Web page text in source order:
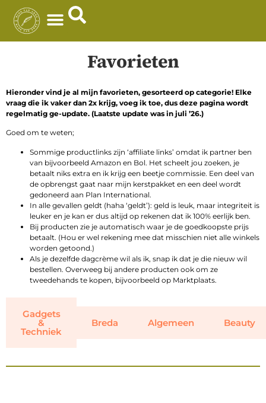
Favorieten
Hieronder vind je al mijn favorieten, gesorteerd op categorie! Elke
vraag die ik vaker dan 2x krijg, voeg ik toe, dus deze pagina wordt
regelmatig ge-update. (Laatste update was in juli ’26.)
Goed om te weten;
Sommige productlinks zijn ‘affiliate links’ omdat ik partner ben
van bijvoorbeeld Amazon en Bol. Het scheelt jou zoeken, je
betaalt niks extra en ik krijg een beetje commissie. Een deel van
de opbrengst gaat naar mijn kerstpakket en een deel wordt
gedoneerd aan Plan International.
In alle gevallen geldt (haha ‘geldt’): geld is leuk, maar integriteit is
leuker en je kan er dus altijd op rekenen dat ik 100% eerlijk ben.
Bij producten zie je automatisch waar je de goedkoopste prijs
betaalt. (Hou er wel rekening mee dat misschien niet alle winkels
worden getoond.)
Als je dezelfde dagcrème wil als ik, snap ik dat je die nieuw wil
bestellen. Overweeg bij andere producten ook om ze
tweedehands te kopen, bijvoorbeeld op Marktplaats.
Gadgets
&
Techniek
Breda Algemeen Beauty